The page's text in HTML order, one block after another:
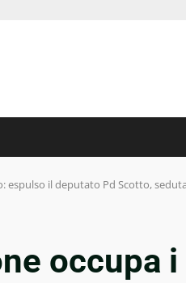
espulso il deputato Pd Scotto,
occupa